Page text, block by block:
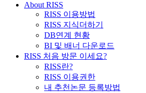
About RISS
RISS 이용방법
RISS 지식더하기
DB연계 현황
BI 및 배너 다운로드
RISS 처음 방문 이세요?
RISS란?
RISS 이용권한
내 추천논문 등록방법